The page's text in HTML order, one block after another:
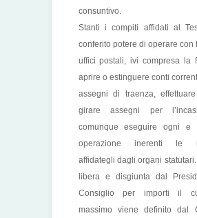
consuntivo.
Stanti i compiti affidati al
conferito potere di operare con
uffici postali, ivi compresa la
aprire o estinguere conti
assegni di traenza,
girare assegni per
comunque eseguire ogni e
operazione inerenti le
affidategli dagli organi
libera e disgiunta dal
Consiglio per importi il
massimo viene definito dal